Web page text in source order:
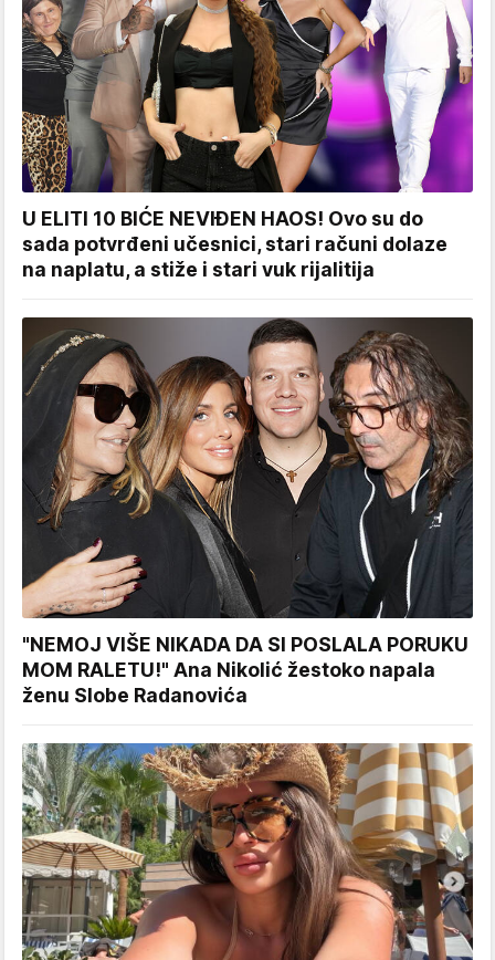
U ELITI 10 BIĆE NEVIĐEN HAOS! Ovo su do
sada potvrđeni učesnici, stari računi dolaze
na naplatu, a stiže i stari vuk rijalitija
"NEMOJ VIŠE NIKADA DA SI POSLALA PORUKU
MOM RALETU!" Ana Nikolić žestoko napala
ženu Slobe Radanovića